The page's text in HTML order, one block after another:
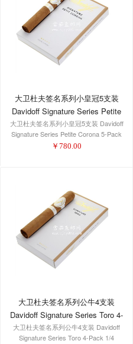
大卫杜夫签名系列小皇冠5支装
Davidoff Signature Series Petite
Corona 5-Pack 1/5
大卫杜夫签名系列小皇冠5支装 Davidoff
Signature Series Petite Corona 5-Pack
1/5
￥ 780.00
大卫杜夫签名系列公牛4支装
Davidoff Signature Series Toro 4-
Pack 1/4
大卫杜夫签名系列公牛4支装 Davidoff
Signature Series Toro 4-Pack 1/4